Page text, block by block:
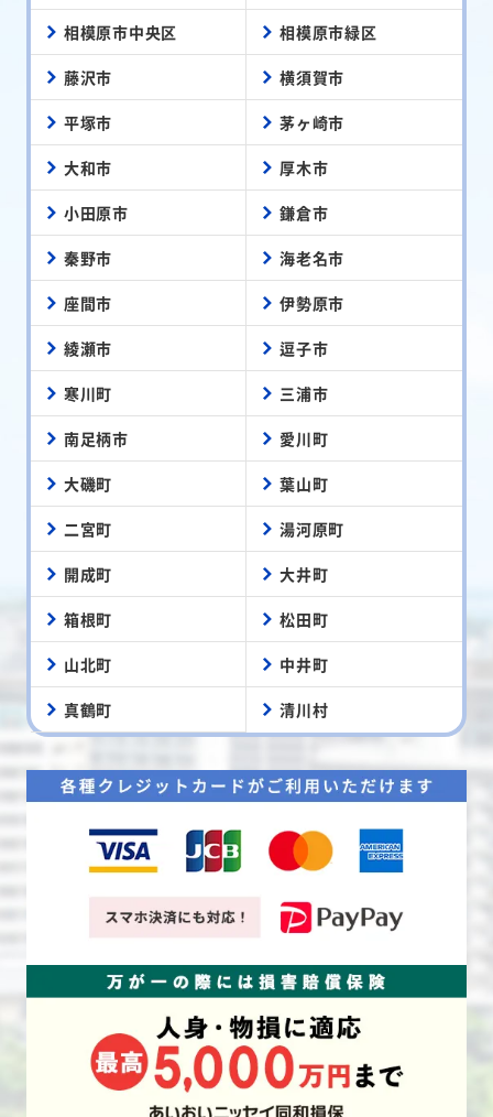
相模原市中央区 相模原市緑区
藤沢市 横須賀市
平塚市 茅ヶ崎市
大和市 厚木市
小田原市 鎌倉市
秦野市 海老名市
座間市 伊勢原市
綾瀬市 逗子市
寒川町 三浦市
南足柄市 愛川町
大磯町 葉山町
二宮町 湯河原町
開成町 大井町
箱根町 松田町
山北町 中井町
真鶴町 清川村